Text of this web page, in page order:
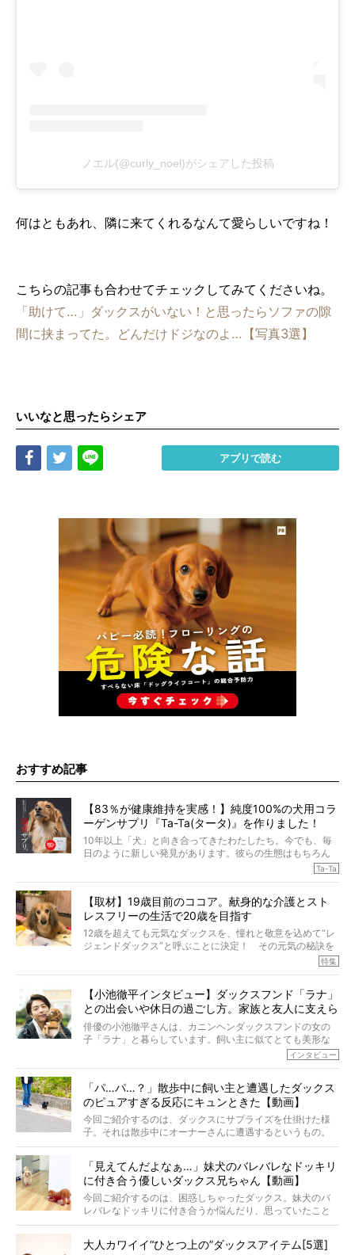
ノエル(@curly_noel)がシェアした投稿
何はともあれ、隣に来てくれるなんて愛らしいですね！
こちらの記事も合わせてチェックしてみてくださいね。
「助けて…」ダックスがいない！と思ったらソファの隙
間に挟まってた。どんだけドジなのよ…【写真3選】
いいなと思ったらシェア
Share Tweet アプリで読む
おすすめ記事
【83％が健康維持を実感！】純度100%の犬用コラ
ーゲンサプリ『Ta-Ta(タータ)』を作りました！
10年以上「犬」と向き合ってきたわたしたち。今でも、毎
日のように新しい発見があります。彼らの生態はもちろん
のこと、「食事」に関することも同じです。昔の犬は25年
代の犬の食事は“ある重要な栄養”が不足しがちになっている
というのです。
それを効率よくおぎなってくれるのが、コラーゲン！ そ
こでわたしたちは、純度100%の犬用コラーゲンサプリ
『Ta-Ta(タータ)』を作りました！
愛犬家の83％が「健康維持を実感した」と評判のTa-Ta(タ
か届きますように。
Ta-Ta
【取材】19歳目前のココア。献身的な介護とスト
レスフリーの生活で20歳を目指す
12歳を超えても元気なダックスを、憧れと敬意を込めて“レ
ジェンドダックス”と呼ぶことに決定！ その元気の秘訣を
オーナーさんに伺うのが、特集『レジェンドダックスの肖
く」というオーナーさんのポリシーのもと、甘やかさずに
育てられ、18歳になるまで定期検査すらしたことがなかっ
たというココアくん。果たしてその長生きの秘訣とは。
特集
【小池徹平インタビュー】ダックスフンド「ラナ」
との出会いや休日の過ごし方。家族と友人に支えら
れてー
俳優の小池徹平さんは、カニンヘンダックスフンドの女の
子「ラナ」と暮らしています。飼い主に似てとても美形な
ラナは、現在８才。小池さんのインスタグラムでは、ラナ
ケメンから愛されているラナは、去年の誕生日に小池さん
からプレゼントしてもらったハーネスをつけて撮影に参加
してくれました。
インタビュー
「パ…パ…？」散歩中に飼い主と遭遇したダックス
のピュアすぎる反応にキュンときた【動画】
今回ご紹介するのは、ダックスにサプライズを仕掛けた様
子。それは散歩中にオーナーさんに遭遇するというもの。
戸惑って歩きを止めたり、すぐに気付いて追いかけたり、
「見えてんだよなぁ…」妹犬のバレバレなドッキリ
に付き合う優しいダックス兄ちゃん【動画】
今回ご紹介するのは、困惑しちゃったダックス。妹犬のバ
レバレなドッキリに付き合うか悩んだり、思っていたこと
と違う事態に陥ったり。そんなお悩み全開なダックスの様
大人カワイイ“ひとつ上の”ダックスアイテム[5選]